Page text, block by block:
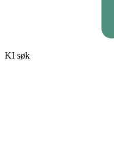
KI søk